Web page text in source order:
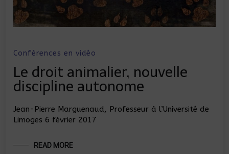
Conférences en vidéo
Le droit animalier, nouvelle
discipline autonome
Jean-Pierre Marguenaud, Professeur à l’Université de
Limoges 6 février 2017
READ MORE